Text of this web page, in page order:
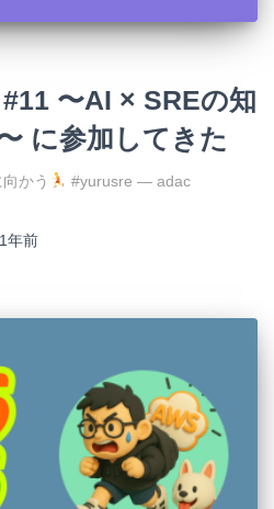
〜AI × SREの知
に参加してきた
かう
#yurusre — adac
1年前